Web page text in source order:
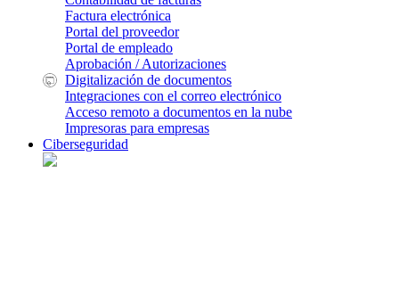
Factura electrónica
Portal del proveedor
Portal de empleado
Aprobación / Autorizaciones
Digitalización de documentos
Integraciones con el correo electrónico
Acceso remoto a documentos en la nube
Impresoras para empresas
Ciberseguridad